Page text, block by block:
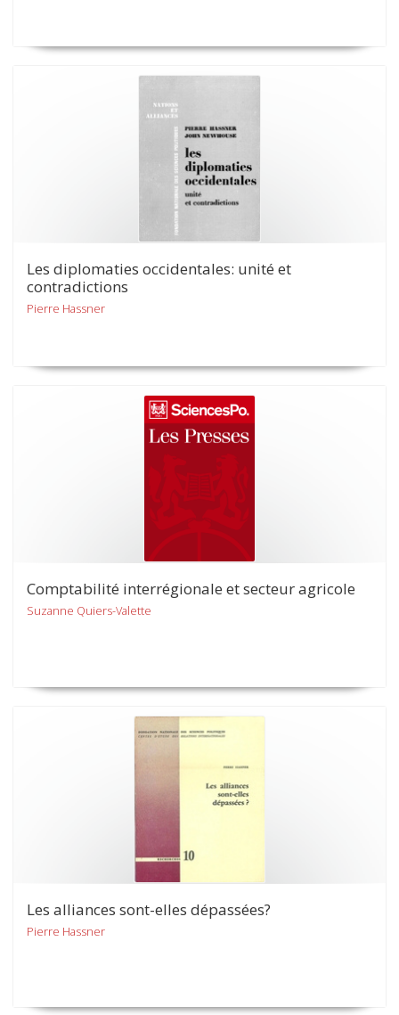
Les diplomaties occidentales: unité et
contradictions
Pierre Hassner
Comptabilité interrégionale et secteur agricole
Suzanne Quiers-Valette
Les alliances sont-elles dépassées?
Pierre Hassner